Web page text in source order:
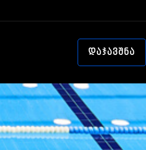
ᲓᲐᲯᲐᲕᲨᲜᲐ